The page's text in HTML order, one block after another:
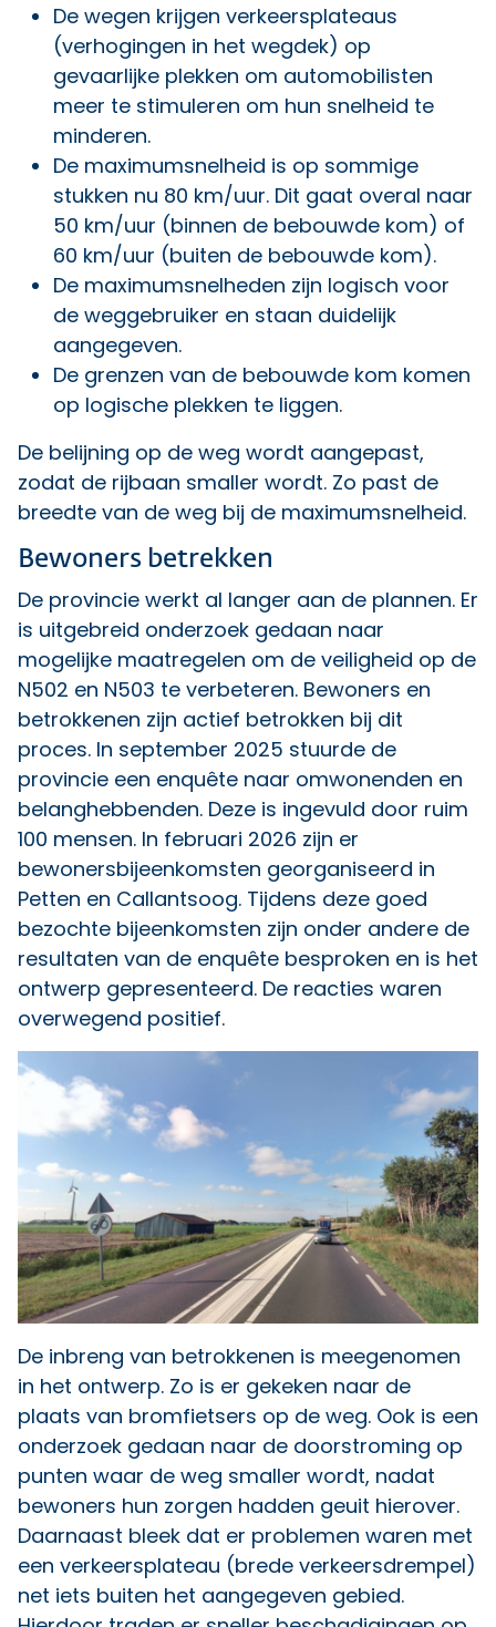
De wegen krijgen verkeersplateaus
(verhogingen in het wegdek) op
gevaarlijke plekken om automobilisten
meer te stimuleren om hun snelheid te
minderen.
De maximumsnelheid is op sommige
stukken nu 80 km/uur. Dit gaat overal naar
50 km/uur (binnen de bebouwde kom) of
60 km/uur (buiten de bebouwde kom).
De maximumsnelheden zijn logisch voor
de weggebruiker en staan duidelijk
aangegeven.
De grenzen van de bebouwde kom komen
op logische plekken te liggen.
De belijning op de weg wordt aangepast,
zodat de rijbaan smaller wordt. Zo past de
breedte van de weg bij de maximumsnelheid.
Bewoners betrekken
De provincie werkt al langer aan de plannen. Er
is uitgebreid onderzoek gedaan naar
mogelijke maatregelen om de veiligheid op de
N502 en N503 te verbeteren. Bewoners en
betrokkenen zijn actief betrokken bij dit
proces. In september 2025 stuurde de
provincie een enquête naar omwonenden en
belanghebbenden. Deze is ingevuld door ruim
100 mensen. In februari 2026 zijn er
bewonersbijeenkomsten georganiseerd in
Petten en Callantsoog. Tijdens deze goed
bezochte bijeenkomsten zijn onder andere de
resultaten van de enquête besproken en is het
ontwerp gepresenteerd. De reacties waren
overwegend positief.
De inbreng van betrokkenen is meegenomen
in het ontwerp. Zo is er gekeken naar de
plaats van bromfietsers op de weg. Ook is een
onderzoek gedaan naar de doorstroming op
punten waar de weg smaller wordt, nadat
bewoners hun zorgen hadden geuit hierover.
Daarnaast bleek dat er problemen waren met
een verkeersplateau (brede verkeersdrempel)
net iets buiten het aangegeven gebied.